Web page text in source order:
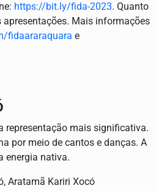
https://bit.ly/fida-2023. Quanto
Mais informações
fidaararaquara e
representação mais significativa.
por meio de cantos e danças. A
energia nativa.
Aratamã Kariri Xocó